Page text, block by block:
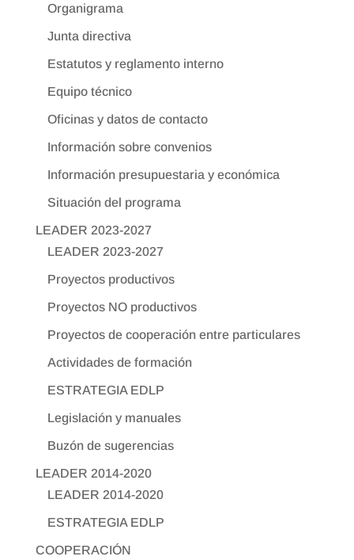
Organigrama
Junta directiva
Estatutos y reglamento interno
Equipo técnico
Oficinas y datos de contacto
Información sobre convenios
Información presupuestaria y económica
Situación del programa
LEADER 2023-2027
LEADER 2023-2027
Proyectos productivos
Proyectos NO productivos
Proyectos de cooperación entre particulares
Actividades de formación
ESTRATEGIA EDLP
Legislación y manuales
Buzón de sugerencias
LEADER 2014-2020
LEADER 2014-2020
ESTRATEGIA EDLP
COOPERACIÓN